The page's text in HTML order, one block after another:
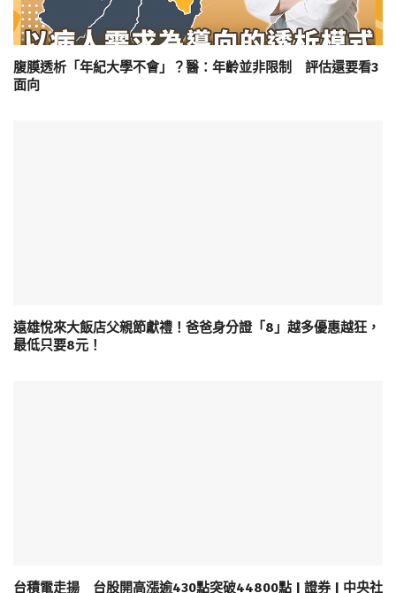
腹膜透析「年紀大學不會」？醫：年齡並非限制 評估還要看3
面向
遠雄悅來大飯店父親節獻禮！爸爸身分證「8」越多優惠越狂，
最低只要8元！
台積電走揚 台股開高漲逾430點突破44800點 | 證券 | 中央社